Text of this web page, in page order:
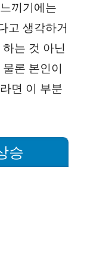
끼기에는
고 생각하거
는 것 아닌
론 본인이
면 이 부분
승